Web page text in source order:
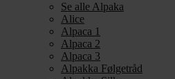
Se alle Alpaka
Alice
Alpaca 1
Alpaca 2
Alpaca 3
Alpakka Følgetråd